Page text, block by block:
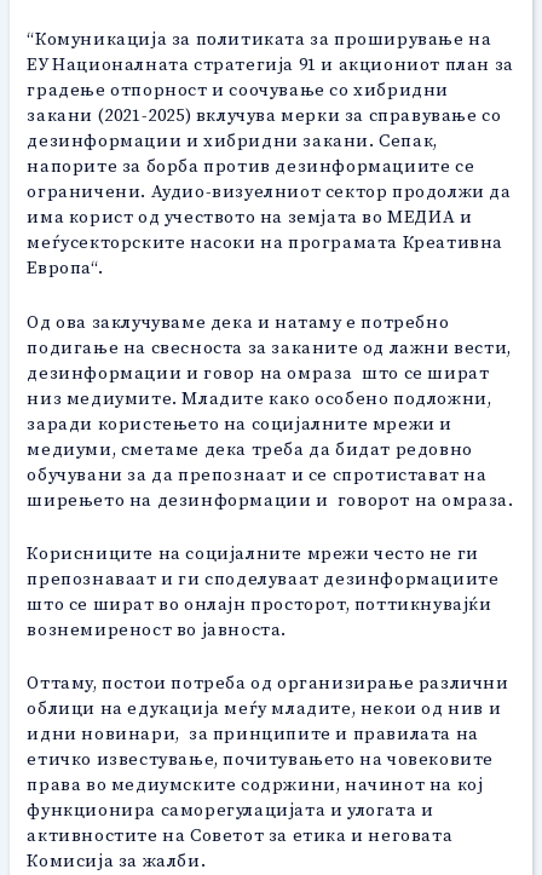
“Комуникација за политиката за проширување на
ЕУ Националната стратегија 91 и акциониот план за
градење отпорност и соочување со хибридни
закани (2021-2025) вклучува мерки за справување со
дезинформации и хибридни закани. Сепак,
напорите за борба против дезинформациите се
ограничени. Аудио-визуелниот сектор продолжи да
има корист од учеството на земјата во МЕДИА и
меѓусекторските насоки на програмата Креативна
Европа“.
Од ова заклучуваме дека и натаму е потребно
подигање на свесноста за заканите од лажни вести,
дезинформации и говор на омраза што се шират
низ медиумите. Младите како особено подложни,
заради користењето на социјалните мрежи и
медиуми, сметаме дека треба да бидат редовно
обучувани за да препознаат и се спротистават на
ширењето на дезинформации и говорот на омраза.
Корисниците на социјалните мрежи често не ги
препознаваат и ги споделуваат дезинформациите
што се шират во онлајн просторот, поттикнувајќи
вознемиреност во јавноста.
Оттаму, постои потреба од организирање различни
облици на едукација меѓу младите, некои од нив и
идни новинари, за принципите и правилата на
етичко известување, почитувањето на човековите
права во медиумските содржини, начинот на кој
функционира саморегулацијата и улогата и
активностите на Советот за етика и неговата
Комисија за жалби.